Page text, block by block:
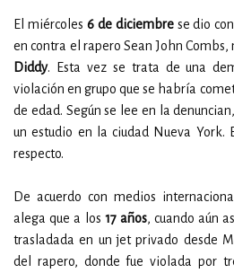
El miércoles 6 de diciembrese dio
en contra el rapero Sean John Combs,
Diddy. Esta vez se trata de una
violación en grupo que se habría
de edad. Según se lee en la
un estudio en la ciudad Nueva York.
respecto.
De acuerdo con medios
alega que a los 17 años, cuando aún
trasladada en un jet privado desde
del rapero, donde fue violada por